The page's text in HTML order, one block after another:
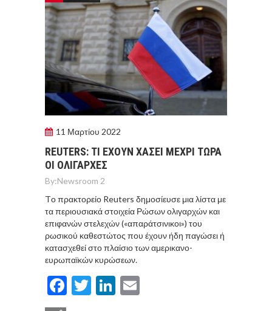
11 Μαρτίου 2022
REUTERS: ΤΙ ΕΧΟΥΝ ΧΑΣΕΙ ΜΕΧΡΙ ΤΩΡΑ
ΟΙ ΟΛΙΓΑΡΧΕΣ
By:Newsroom 2
Tο πρακτορείο Reuters δημοσίευσε μια λίστα με
τα περιουσιακά στοιχεία Ρώσων ολιγαρχών και
επιφανών στελεχών («απαράτσινικοι») του
ρωσικού καθεστώτος που έχουν ήδη παγώσει ή
κατασχεθεί στο πλαίσιο των αμερικανο-
ευρωπαϊκών κυρώσεων.
Facebook
TwitterLinkedIn